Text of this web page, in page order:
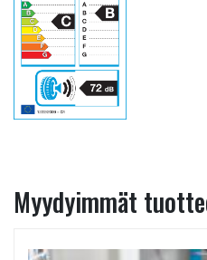
Myydyimmät